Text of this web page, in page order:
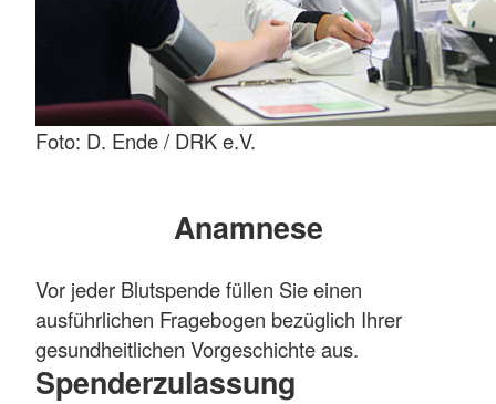
Foto: D. Ende / DRK e.V.
Anamnese
Vor jeder Blutspende füllen Sie einen
ausführlichen Fragebogen bezüglich Ihrer
gesundheitlichen Vorgeschichte aus.
Spenderzulassung